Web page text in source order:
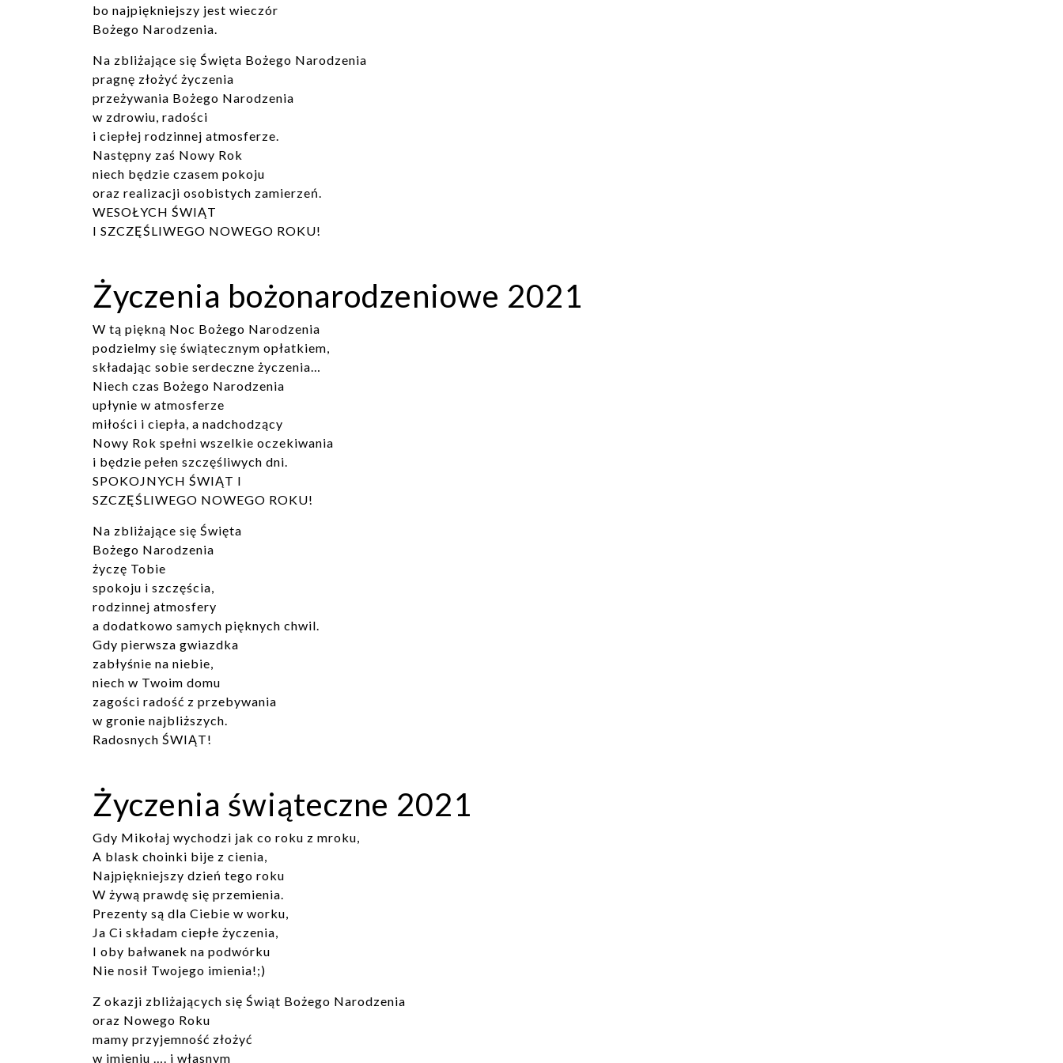
bo najpiękniejszy jest wieczór
Bożego Narodzenia.
Na zbliżające się Święta Bożego Narodzenia
pragnę złożyć życzenia
przeżywania Bożego Narodzenia
w zdrowiu, radości
i ciepłej rodzinnej atmosferze.
Następny zaś Nowy Rok
niech będzie czasem pokoju
oraz realizacji osobistych zamierzeń.
WESOŁYCH ŚWIĄT
I SZCZĘŚLIWEGO NOWEGO ROKU!
Życzenia bożonarodzeniowe 2021
W tą piękną Noc Bożego Narodzenia
podzielmy się świątecznym opłatkiem,
składając sobie serdeczne życzenia…
Niech czas Bożego Narodzenia
upłynie w atmosferze
miłości i ciepła, a nadchodzący
Nowy Rok spełni wszelkie oczekiwania
i będzie pełen szczęśliwych dni.
SPOKOJNYCH ŚWIĄT I
SZCZĘŚLIWEGO NOWEGO ROKU!
Na zbliżające się Święta
Bożego Narodzenia
życzę Tobie
spokoju i szczęścia,
rodzinnej atmosfery
a dodatkowo samych pięknych chwil.
Gdy pierwsza gwiazdka
zabłyśnie na niebie,
niech w Twoim domu
zagości radość z przebywania
w gronie najbliższych.
Radosnych ŚWIĄT!
Życzenia świąteczne 2021
Gdy Mikołaj wychodzi jak co roku z mroku,
A blask choinki bije z cienia,
Najpiękniejszy dzień tego roku
W żywą prawdę się przemienia.
Prezenty są dla Ciebie w worku,
Ja Ci składam ciepłe życzenia,
I oby bałwanek na podwórku
Nie nosił Twojego imienia!;)
Z okazji zbliżających się Świąt Bożego Narodzenia
oraz Nowego Roku
mamy przyjemność złożyć
w imieniu …. i własnym